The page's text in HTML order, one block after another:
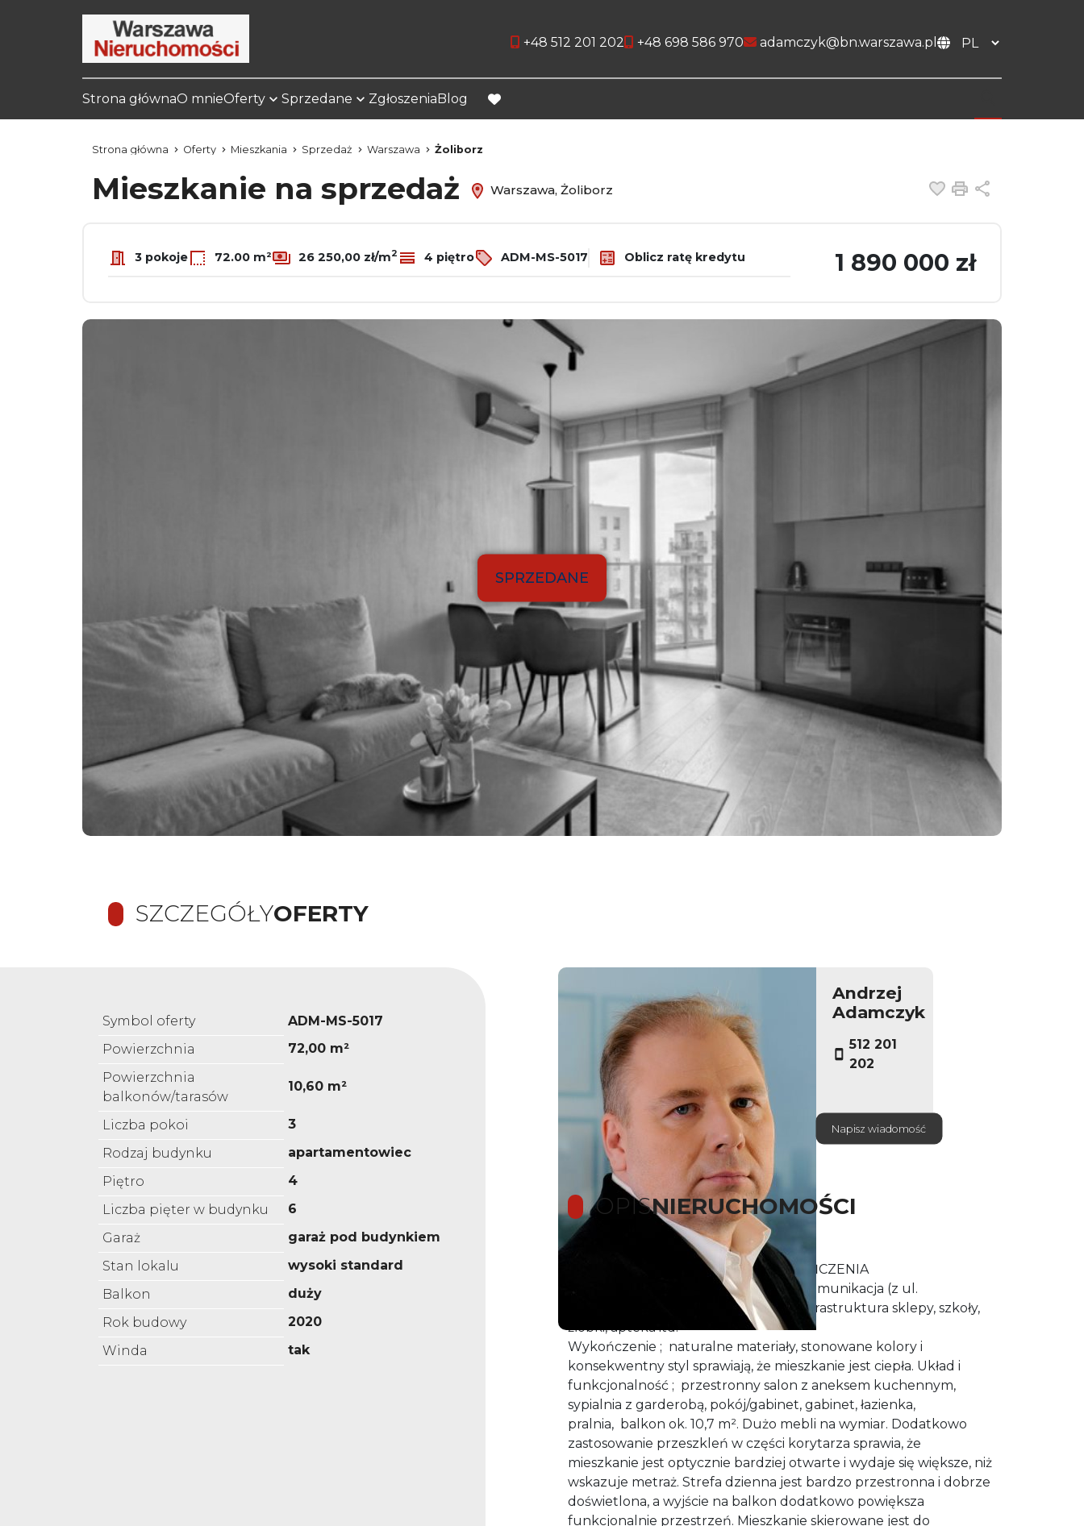
+48 512 201 202 +48 698 586 970 adamczyk@bn.warszawa.pl
Strona głównaO mnieOferty Sprzedane ZgłoszeniaBlog
favorite
Strona główna Oferty Mieszkania Sprzedaż Warszawa Żoliborz
Mieszkanie na sprzedaż Warszawa, Żoliborz Dodaj do
Drukuj
3 pokoje 72.00 m² 26 250,00 zł/m2 4 piętro ADM-MS-5017 Oblicz ratę kredytu 1 890 000 zł
SPRZEDANE
SZCZEGÓŁYOFERTY
Symbol oferty
ADM-MS-5017
Powierzchnia
72,00 m²
Powierzchnia
balkonów/tarasów
10,60 m²
Liczba pokoi
3
Rodzaj budynku
apartamentowiec
Piętro
4
Liczba pięter w budynku
6
Garaż
garaż pod budynkiem
Stan lokalu
wysoki standard
Balkon
duży
Rok budowy
2020
Winda
tak
Andrzej
Adamczyk
512 201
202
Napisz wiadomość
OPISNIERUCHOMOŚCI
BARDZO WYSOKI STANDARD WYKOŃCZENIA
Żoliborz, Sady nowe osiedle z dobrą komunikacja (z ul.
Powązkowskiej, Krasińskiego) pełna infrastruktura sklepy, szkoły,
żłobki, apteka itd.
Wykończenie ; naturalne materiały, stonowane kolory i
konsekwentny styl sprawiają, że mieszkanie jest ciepła. Układ i
funkcjonalność ; przestronny salon z aneksem kuchennym,
sypialnia z garderobą, pokój/gabinet, gabinet, łazienka,
pralnia, balkon ok. 10,7 m². Dużo mebli na wymiar. Dodatkowo
zastosowanie przeszkleń w części korytarza sprawia, że
mieszkanie jest optycznie bardziej otwarte i wydaje się większe, niż
wskazuje metraż. Strefa dzienna jest bardzo przestronna i dobrze
doświetlona, a wyjście na balkon dodatkowo powiększa
funkcjonalnie przestrzeń. Mieszkanie skierowane jest do